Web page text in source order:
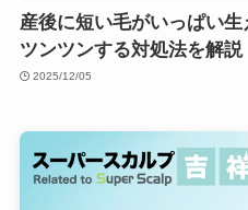
産後に短い毛がいっぱい
ツンツンする対処法を解説
2025/12/05